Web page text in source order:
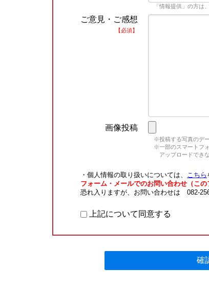
「情報提供」の方は
ご意見・ご感想
【必須】
画像投稿
※投稿する写真のデ
※一部のスマートフ
アップロードでき
・個人情報の取り扱いについては、 こちら
フォーム・メールでのお問い合わせ（こ
恐れ入りますが、お問い合わせは 082-
上記について同意する
確